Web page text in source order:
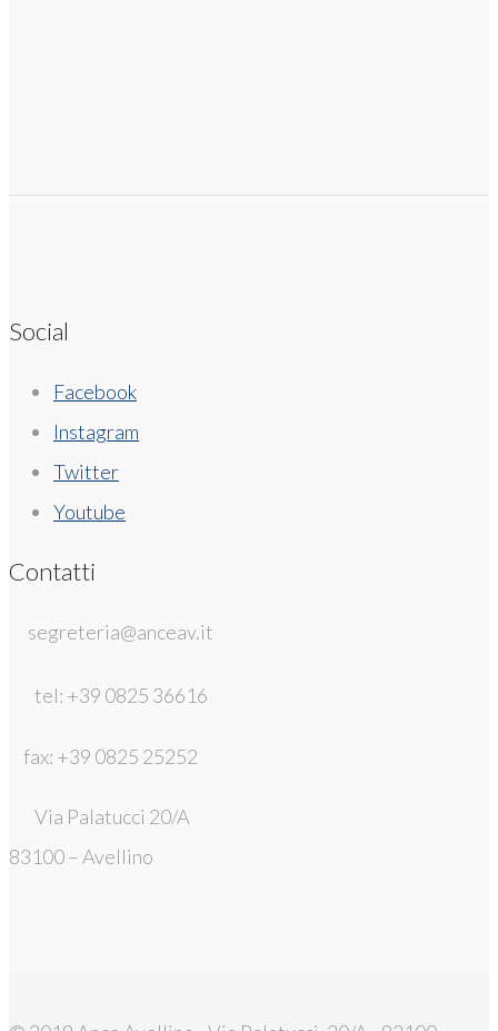
Social
Facebook
Instagram
Twitter
Youtube
Contatti
segreteria@anceav.it
tel: +39 0825 36616
fax: +39 0825 25252
Via Palatucci 20/A
83100 – Avellino